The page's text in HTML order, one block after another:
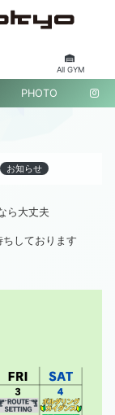
All GYM
PHOTO
お知らせ
ら大丈夫
しております